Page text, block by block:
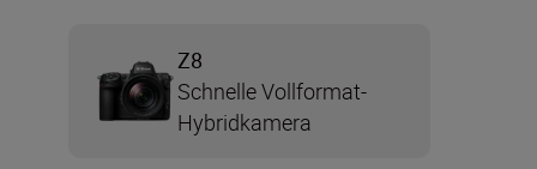
Z8
Schnelle Vollformat-
Hybridkamera